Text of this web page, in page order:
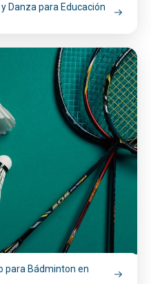
Danza para Educación
para Bádminton en